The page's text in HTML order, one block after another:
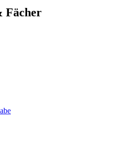
Fächer